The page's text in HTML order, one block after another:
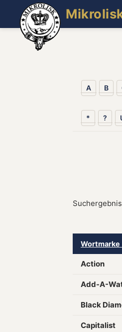
A B
* ?
Wortmarke
Action
Add-A-
Black
Capitalist